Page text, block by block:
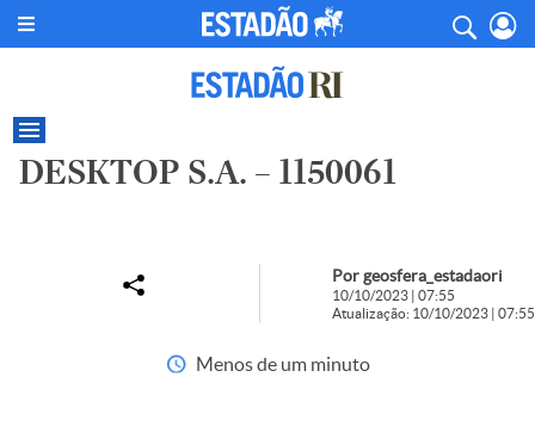
DESKTOP S.A. – 1150061
Por geosfera_estadaori
10/10/2023 | 07:55
Atualização: 10/10/2023 | 07:55
Menos de um minuto